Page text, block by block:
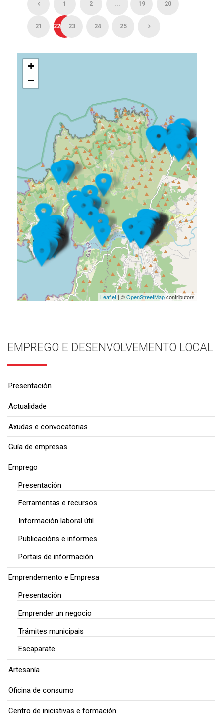
1 2 ... 19 20
21 22 23 24 25
+
−
Leaflet| ©OpenStreetMapcontributors
EMPREGO E DESENVOLVEMENTO LOCAL
Presentación
Actualidade
Axudas e convocatorias
Guía de empresas
Emprego
Presentación
Ferramentas e recursos
Información laboral útil
Publicacións e informes
Portais de información
Emprendemento e Empresa
Presentación
Emprender un negocio
Trámites municipais
Escaparate
Artesanía
Oficina de consumo
Centro de iniciativas e formación